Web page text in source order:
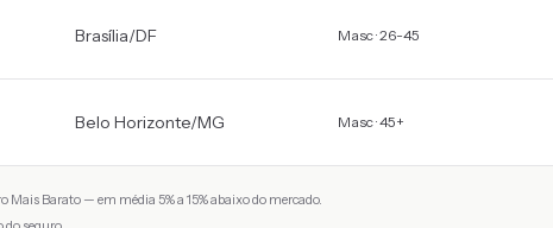
Brasília/DF Masc · 26-45
Belo Horizonte/MG Masc · 45+
Mais Barato — em média 5% a 15% abaixo do mercado.